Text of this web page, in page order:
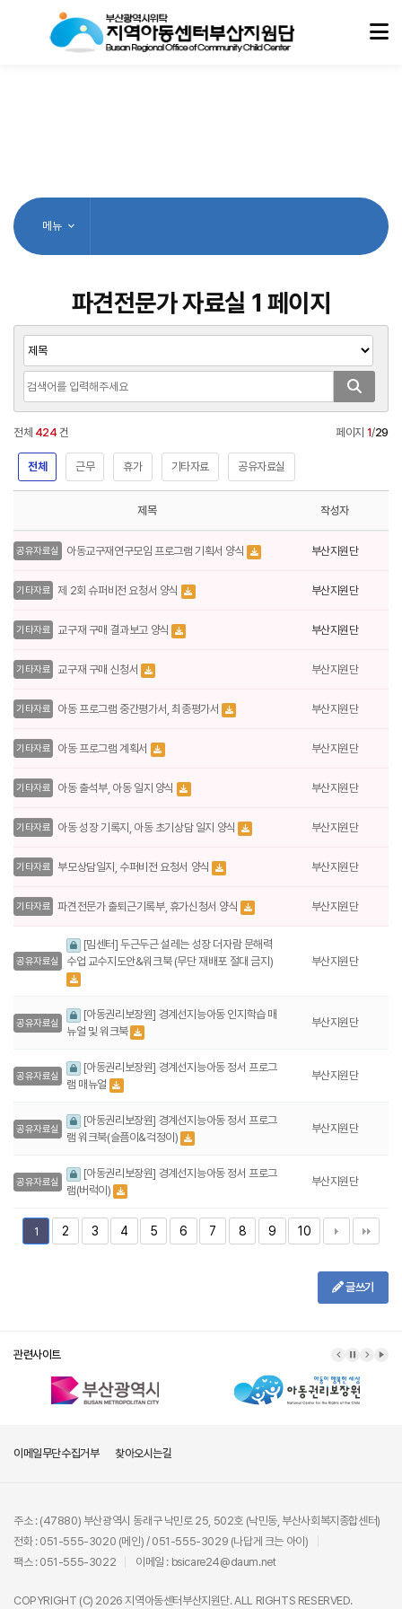
메뉴
파견전문가 자료실 1 페이지
전체 424 건 페이지 1/29
전체 근무 휴가 기타자료 공유자료실
제목 작성자
공유자료실 아동교구재연구모임 프로그램 기획서 양식 부산지원단
기타자료 제 2회 슈퍼비전 요청서 양식 부산지원단
기타자료 교구재 구매 결과보고 양식 부산지원단
기타자료 교구재 구매 신청서 부산지원단
기타자료 아동 프로그램 중간평가서, 최종평가서 부산지원단
기타자료 아동 프로그램 계획서 부산지원단
기타자료 아동 출석부, 아동 일지 양식 부산지원단
기타자료 아동 성장 기록지, 아동 초기상담 일지 양식 부산지원단
기타자료 부모상담일지, 수퍼비전 요청서 양식 부산지원단
기타자료 파견전문가 출퇴근기록부, 휴가신청서 양식 부산지원단
공유자료실
[밈센터] 두근두근 설레는 성장 더자람 문해력
수업 교수지도안&워크북 (무단 재배포 절대 금지)
부산지원단
공유자료실
[아동권리보장원] 경계선지능아동 인지학습 매
뉴얼 및 워크북
부산지원단
공유자료실
[아동권리보장원] 경계선지능아동 정서 프로그
램 매뉴얼
부산지원단
공유자료실
[아동권리보장원] 경계선지능아동 정서 프로그
램 워크북(슬픔이&걱정이)
부산지원단
공유자료실
[아동권리보장원] 경계선지능아동 정서 프로그
램(버럭이)
부산지원단
1 2 3 4 5 6 7 8 9 10
글쓰기
관련사이트
이메일무단수집거부 찾아오시는길
주소 : (47880) 부산광역시 동래구 낙민로 25, 502호 (낙민동, 부산사회복지종합센터)
전화 : 051-555-3020 (메인) / 051-555-3029 (나답게 크는 아이)
팩스 : 051-555-3022
이메일 : bsicare24@daum.net
COPYRIGHT (C) 2026 지역아동센터부산지원단. ALL RIGHTS RESERVED.